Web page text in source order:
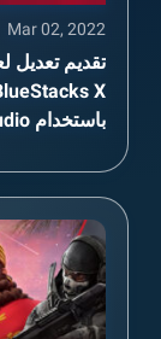
Mar 02, 2022
باستخدام Creator Studio و Creator Hub